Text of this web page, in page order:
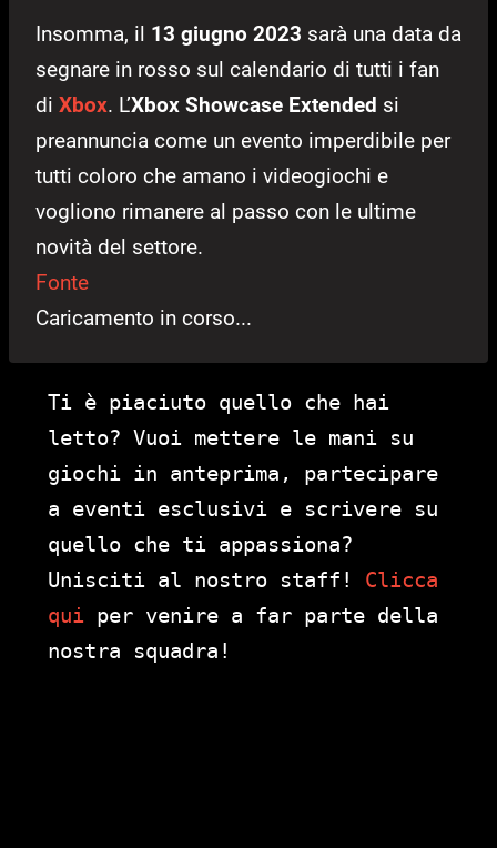
Insomma, il 13 giugno 2023 sarà una data da
segnare in rosso sul calendario di tutti i fan
di Xbox. L’Xbox Showcase Extended si
preannuncia come un evento imperdibile per
tutti coloro che amano i videogiochi e
vogliono rimanere al passo con le ultime
novità del settore.
Fonte
Caricamento in corso...
Ti è piaciuto quello che hai
letto? Vuoi mettere le mani su
giochi in anteprima, partecipare
a eventi esclusivi e scrivere su
quello che ti appassiona?
Unisciti al nostro staff! Clicca
qui per venire a far parte della
nostra squadra!